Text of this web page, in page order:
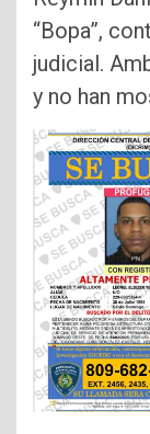
“Bopa”,
judicial.
y no han